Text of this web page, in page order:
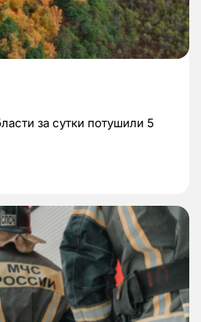
за сутки потушили 5